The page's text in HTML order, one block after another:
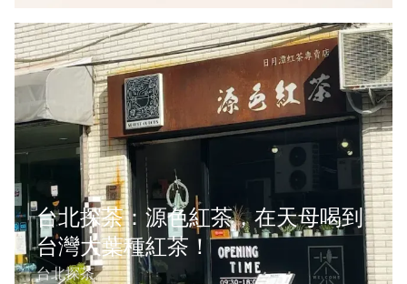
台北探茶：源色紅茶，在天母喝到
台灣大葉種紅茶！
台北探茶